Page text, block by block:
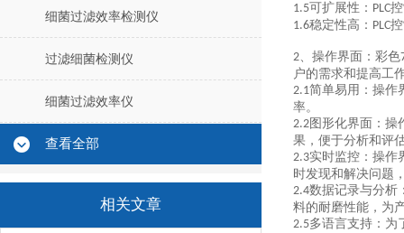
细菌过滤效率检测仪
过滤细菌检测仪
细菌过滤效率仪
查看全部
相关文章
1.5可扩展性： PLC
1.6稳定性高： PLC
2、操作界面：彩色
户的需求和提高工
2.1简单易用：操作
率。
2.2图形化界面：操
果，便于分析和评
2.3实时监控：操作
时发现和解决问题
2.4数据记录与分析
料的耐磨性能，为
2.5多语言支持：为